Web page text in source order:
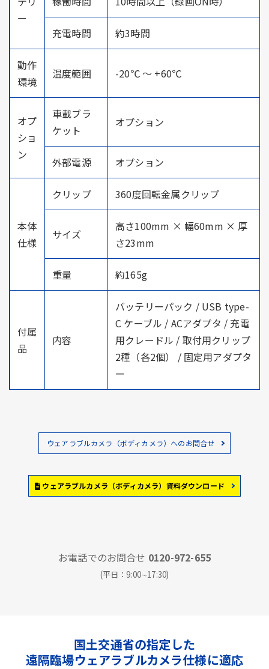
ー
充電時間 約3時間
動作
環境
温度範囲 -20℃ ～ +60℃
オプ
ショ
ン
車載ブラ
ケット
オプション
外部電源 オプション
本体
仕様
クリップ 360度回転金属クリップ
サイズ
高さ100mm × 幅60mm × 厚
さ23mm
重量 約165g
付属
品
内容
バッテリーパック / USB type-
C ケーブル / ACアダプタ / 充電
用クレードル / 取付用クリップ
2種（各2個） / 固定用アダプタ
ー
ウェアラブルカメラ（ボディカメラ）へのお問合せ
ウェアラブルカメラ（ボディカメラ）資料ダウンロード
お電話でのお問合せ 0120-972-655
(平日：9:00∼17:30)
国土交通省の指定した
遠隔臨場ウェアラブルカメラ仕様に適応